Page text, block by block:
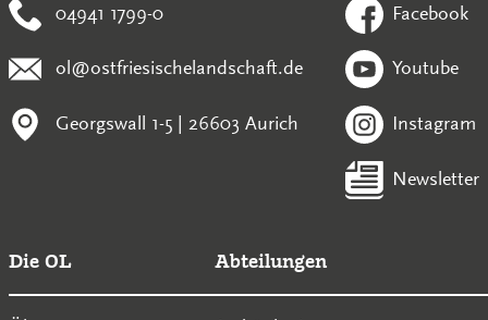
04941 1799-0
ol@ostfriesischelandschaft.de
Georgswall 1-5 | 26603 Aurich
Facebook
Youtube
Instagram
Newsletter
Die OL Abteilungen